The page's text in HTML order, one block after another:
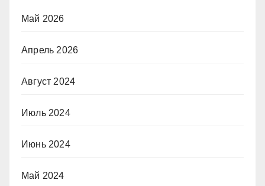
Май 2026
Апрель 2026
Август 2024
Июль 2024
Июнь 2024
Май 2024